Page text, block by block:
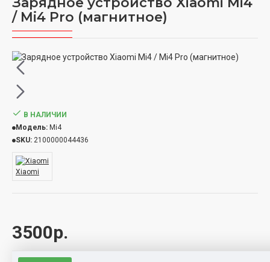
/ Mi4 Pro (магнитное)
3500р.
В НАЛИЧИИ
Модель: Mi4
SKU: 2100000044436
Xiaomi